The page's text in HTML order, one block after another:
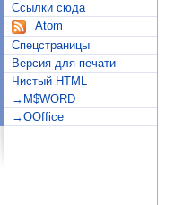
Ссылки сюда
Atom
Спецстраницы
Версия для печати
Чистый HTML
→M$WORD
→OOffice